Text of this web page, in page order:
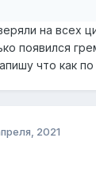
на всех
появился
что как
2021